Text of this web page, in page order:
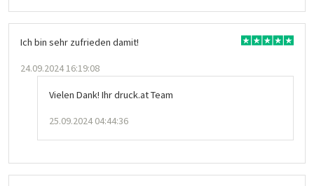
Ich bin sehr zufrieden damit!
24.09.2024 16:19:08
Vielen Dank! Ihr druck.at Team
25.09.2024 04:44:36